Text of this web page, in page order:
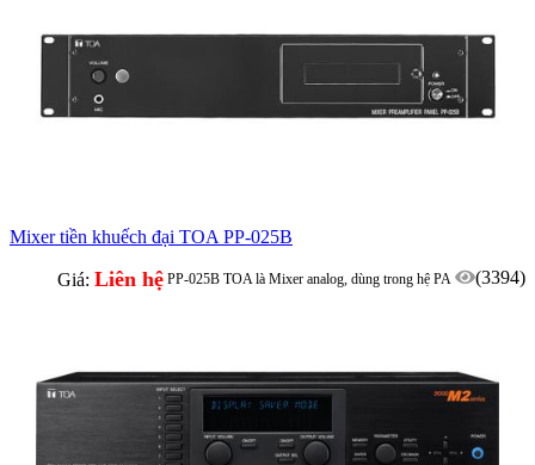
Mixer tiền khuếch đại TOA PP-025B
Giá: Liên hệ (3394)
PP-025B TOA là Mixer analog, dùng trong hệ PA